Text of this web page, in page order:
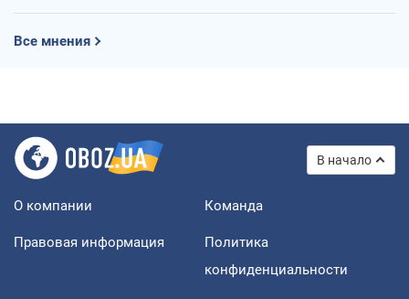
Все мнения
В начало
О компании Команда
Правовая информация
Политика
конфиденциальности